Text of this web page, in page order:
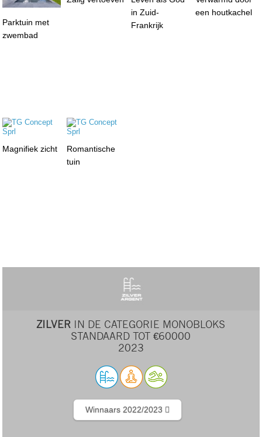
Parktuin met
zwembad
in Zuid-
Frankrijk
een houtkachel
Magnifiek zicht
Romantische
tuin
ZILVER IN DE CATEGORIE MONOBLOKS
STANDAARD TOT €60000
2023
Winnaars 2022/2023